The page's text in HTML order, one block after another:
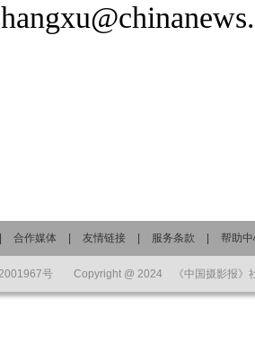
合作媒体 友情链接 服务条款 帮助
号 Copyright @ 2024 《中国摄影报